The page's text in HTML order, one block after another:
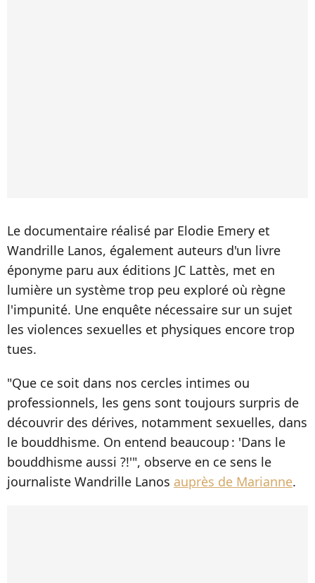
Le documentaire réalisé par Elodie Emery et
Wandrille Lanos, également auteurs d'un livre
éponyme paru aux éditions JC Lattès, met en
lumière un système trop peu exploré où règne
l'impunité. Une enquête nécessaire sur un sujet
les violences sexuelles et physiques encore trop
tues.
"Que ce soit dans nos cercles intimes ou
professionnels, les gens sont toujours surpris de
découvrir des dérives, notamment sexuelles, dans
le bouddhisme. On entend beaucoup : 'Dans le
bouddhisme aussi ?!'", observe en ce sens le
journaliste Wandrille Lanos auprès de Marianne.